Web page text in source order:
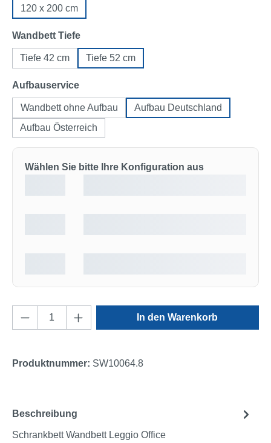
120 x 200 cm
Wandbett Tiefeauswählen
Tiefe 42 cm Tiefe 52 cm
Aufbauserviceauswählen
Wandbett ohne Aufbau
Aufbau Deutschland
Aufbau Österreich
Wählen Sie bitte Ihre Konfiguration aus
Produkt Anzahl: Gib den gewünschten
In den Warenkorb
Produktnummer: SW10064.8
Beschreibung
Schrankbett Wandbett Leggio Office